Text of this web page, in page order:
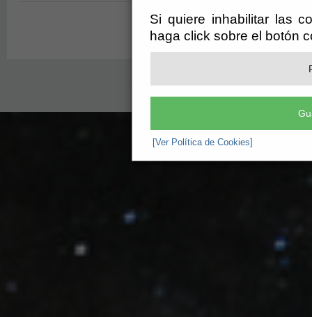
Si quiere inhabilitar las
haga click sobre el botón
[Ver Política de Cookies]